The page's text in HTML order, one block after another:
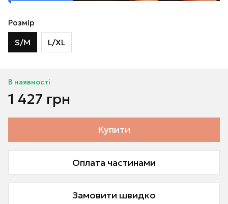
Розмір
S/M L/XL
В наявності
1 427 грн
Купити
Оплата частинами
Замовити швидко